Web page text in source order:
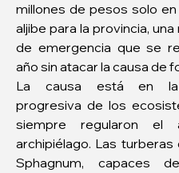
millones de pesos solo
aljibe para la provincia,
de emergencia que se
año sin atacar la causa de
La causa está en la
progresiva de los
siempre regularon el
archipiélago. Las turberas
Sphagnum, capaces